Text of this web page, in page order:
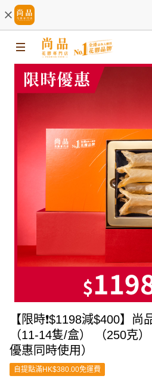
【限時❗$1198減$400】
（11-14隻/盒） （250克
優惠同時使用）
自提點滿HK$380.00免運費